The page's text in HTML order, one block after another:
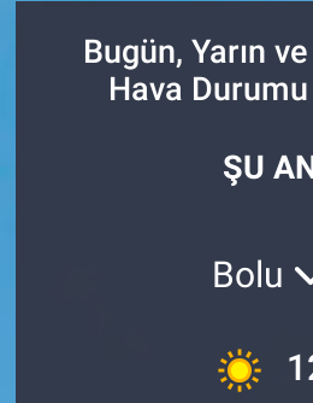
Bugün, Yarın
Hava
ŞU
Bolu